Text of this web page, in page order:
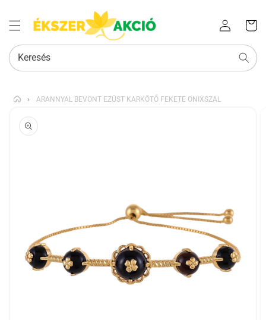
Bejelentkezés
kosara
Keresés
› ARANNYAL BEVONT EZÜST KARKÖTŐ FEKETE ONIXSZAL
UGRÁS A
TERMÉKADATOKRA